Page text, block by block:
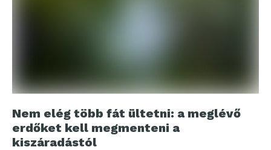
Nem elég több fát ültetni: a meglévő
erdőket kell megmenteni a
kiszáradástól